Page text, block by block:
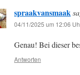
spraakvansmaak
04/11/2025 um 12:06
Genau! Bei dieser
Antworten